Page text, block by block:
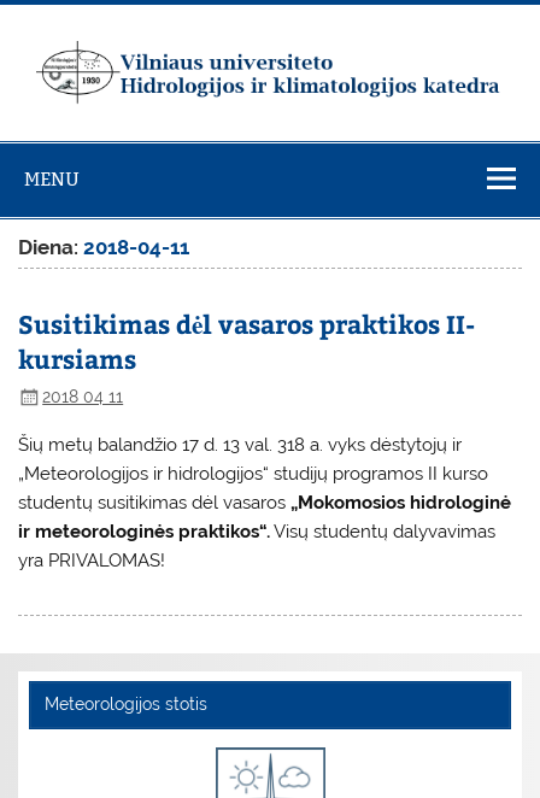
Skip
universiteto
Hidrologijos ir
klimatologijos
katedra
MENU
Diena:2018-04-11
Susitikimas dėl vasaros praktikos II-
kursiams
2018 04 11
Šių metų balandžio 17 d. 13 val. 318 a. vyks dėstytojų ir
„Meteorologijos ir hidrologijos“ studijų programos II kurso
studentų susitikimas dėl vasaros„Mokomosios hidrologinė
ir meteorologinės praktikos“.Visų studentų dalyvavimas
yra PRIVALOMAS!
Meteorologijos stotis